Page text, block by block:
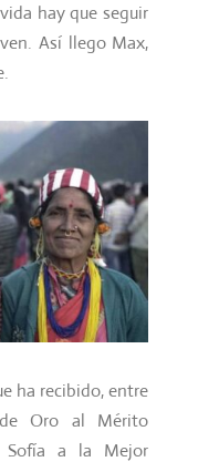
hay que seguir
Así llego Max,
ha recibido, entre
Oro al Mérito
Sofía a la Mejor